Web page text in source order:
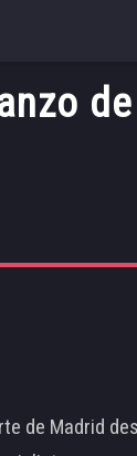
de Madrid